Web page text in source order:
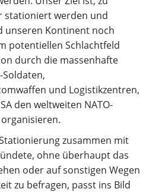
stationiert werden und
unseren Kontinent noch
potentiellen Schlachtfeld
durch die massenhafte
und Logistikzentren,
den weltweiten NATO-
zusammen mit
ohne überhaupt das
oder auf sonstigen Wegen
zu befragen, passt ins Bild